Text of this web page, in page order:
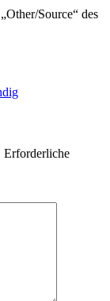
Source“ des
Erforderliche